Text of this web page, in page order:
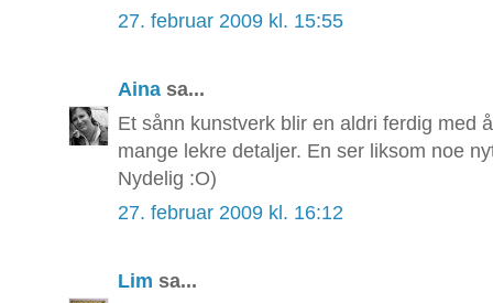
27. februar 2009 kl. 15:55
Aina sa...
Et sånn kunstverk blir en aldri ferdig med
mange lekre detaljer. En ser liksom noe
Nydelig :O)
27. februar 2009 kl. 16:12
Lim sa...